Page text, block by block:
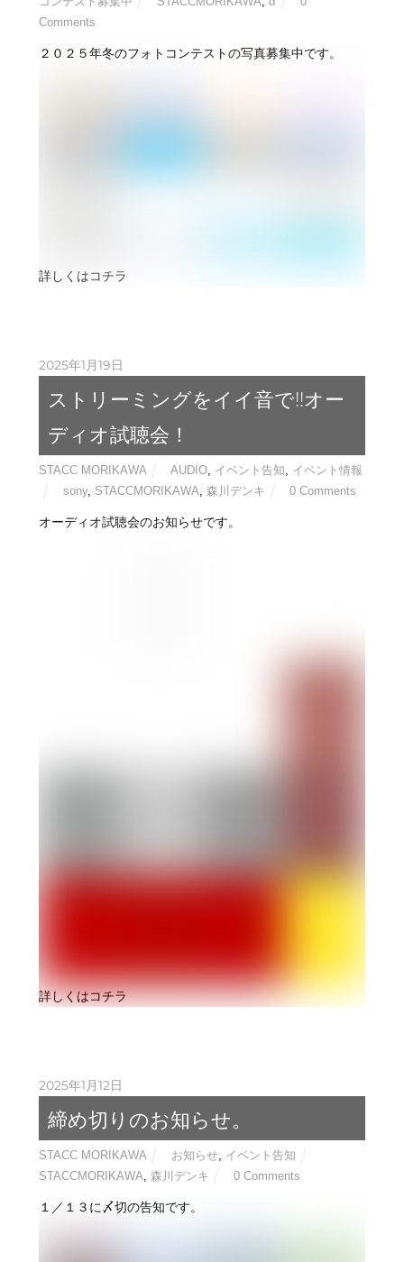
Comments
２０２５年冬のフォトコンテストの写真募集中です。
詳しくはコチラ
2025年1月19日
ストリーミングをイイ音で!!オー
ディオ試聴会！
STACC MORIKAWA AUDIO, イベント告知
イベント情報
sony, STACCMORIKAWA 森川デンキ 0 Comments
オーディオ試聴会のお知らせです。
詳しくはコチラ
2025年1月12日
締め切りのお知らせ。
STACC MORIKAWA お知らせ, イベント告知
STACCMORIKAWA 森川デンキ 0 Comments
１／１３に〆切の告知です。